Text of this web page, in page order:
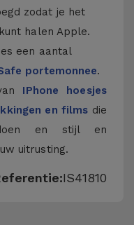
zodat je het
halen Apple.
een aantal
portemonnee.
IPhone hoesjes
en films die
en stijl en
uitrusting.
IS41810